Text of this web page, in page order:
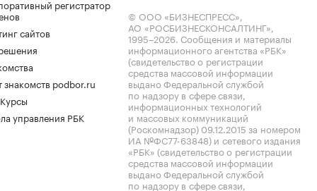
регистратор
сайтов
знакомств podbor.ru
управления РБК
© ООО «БИЗНЕСПРЕСС»,
АО «РОСБИЗНЕСКОНСАЛТИНГ»,
1995–2026. Сообщения и материалы
информационного агентства «РБК»
(свидетельство о регистрации
средства массовой информации
выдано Федеральной службой
по надзору в сфере связи,
информационных технологий
и массовых коммуникаций
(Роскомнадзор) 09.12.2015 за номером
ИА №ФС77-63848) и сетевого издания
«РБК» (свидетельство о регистрации
средства массовой информации
выдано Федеральной службой
по надзору в сфере связи,